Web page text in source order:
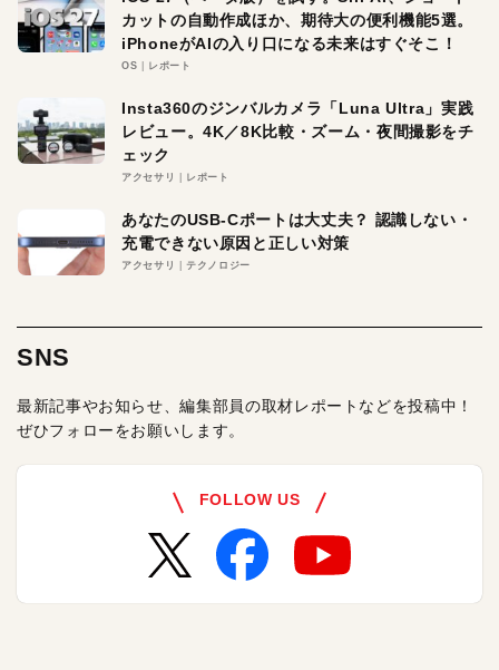
カットの自動作成ほか、期待大の便利機能5選。
iPhoneがAIの入り口になる未来はすぐそこ！
OS レポート
Insta360のジンバルカメラ「Luna Ultra」実践
レビュー。4K／8K比較・ズーム・夜間撮影をチ
ェック
アクセサリ レポート
あなたのUSB-Cポートは大丈夫？ 認識しない・
充電できない原因と正しい対策
アクセサリ テクノロジー
SNS
最新記事やお知らせ、編集部員の取材レポートなどを投稿中！
ぜひフォローをお願いします。
FOLLOW US